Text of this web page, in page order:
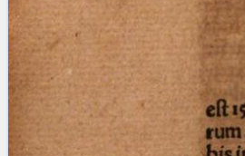
Arabic Works
Arabic Manuscripts
Latin Works
Latin Manuscripts
Latin Early Prints